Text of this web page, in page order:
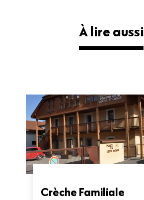
À lire aussi
Crèche Familiale